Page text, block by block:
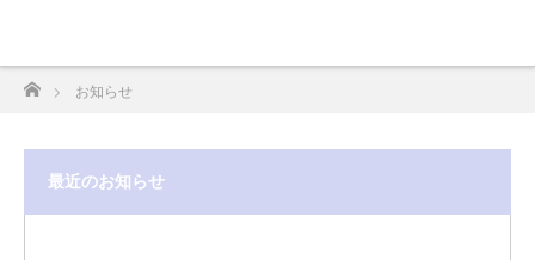
ホーム
お知らせ
最近のお知らせ